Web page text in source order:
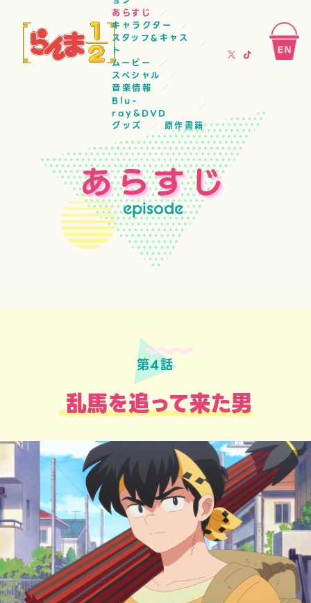
あらすじ
キャラクター
スタッフ&キャス
ト
ムービー
スペシャル
音楽情報
Blu-
ray&DVD
グッズ
原作書籍
あらすじ
episode
第4話
乱馬を追って来た男